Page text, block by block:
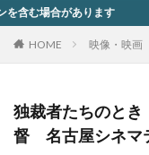
HOME 映像・映画
独裁者たちのと
督 名古屋シネマ